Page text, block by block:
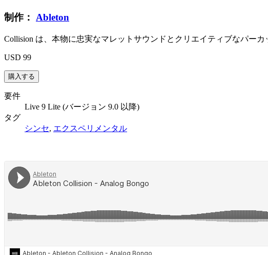
制作： Ableton
Collision は、本物に忠実なマレットサウンドとクリエイティブなパー
USD 99
要件
Live 9 Lite (バージョン 9.0 以降)
タグ
シンセ, エクスペリメンタル